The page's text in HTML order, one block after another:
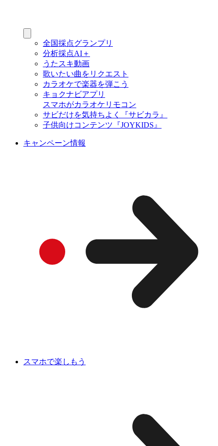
全国採点グランプリ
分析採点AI＋
うたスキ動画
歌いたい曲をリクエスト
カラオケで楽器を弾こう
キョクナビアプリ
スマホがカラオケリモコン
サビだけを気持ちよく『サビカラ』
子供向けコンテンツ『JOYKIDS』
キャンペーン情報
スマホで楽しもう